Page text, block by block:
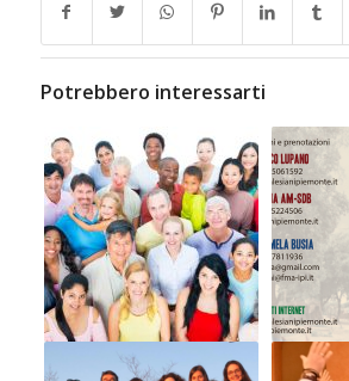
Potrebbero interessarti